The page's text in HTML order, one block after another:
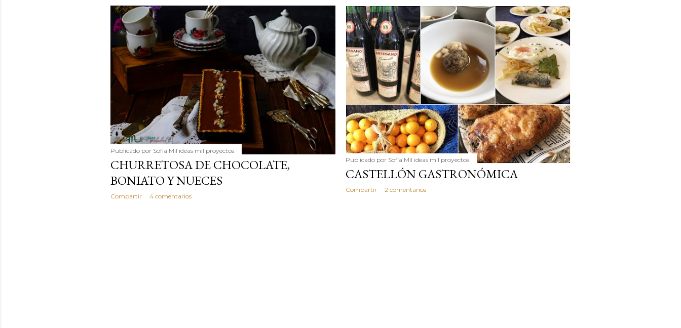
tradicionales y copiosos de invierno. Con esta receta
simple pero revolucionaria, transformaremos un
ingrediente tan humilde como la alubia de La Bañeza
en un snack ligero, dorado, cargado de proteína y
100% natural. Es el sustituto perfecto a los frutos se...
Publicado por Sofía Mil ideas mil proyectos
CHURRETOSA DE CHOCOLATE,
BONIATO Y NUECES
Compartir 4 comentarios
Publicado por Sofía Mil ideas mil proyectos
CASTELLÓN GASTRONÓMICA
Compartir 2 comentarios